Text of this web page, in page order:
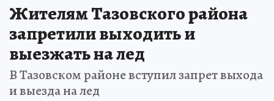
Жителям Тазовского района
запретили выходить и
выезжать на лед
В Тазовском районе вступил запрет выхода
и выезда на лед